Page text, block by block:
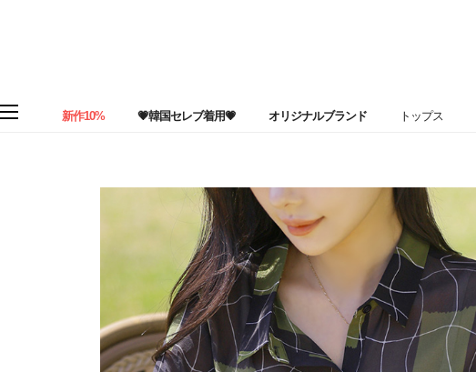
新作10% 💗韓国セレブ着用💗 オリジナルブランド トップス